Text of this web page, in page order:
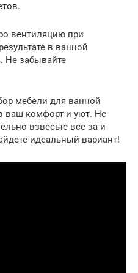
вентиляцию при
в ванной
Не забывайте
мебели для ванной
ваш комфорт и уют. Не
взвесьте все за и
идеальный вариант!